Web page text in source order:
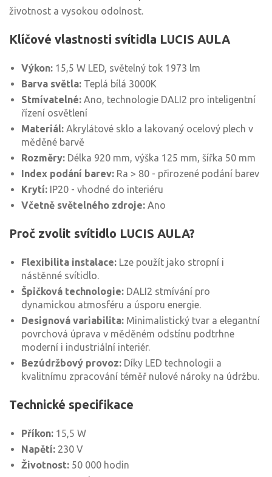
životnost a vysokou odolnost.
Klíčové vlastnosti svítidla LUCIS AULA
Výkon: 15,5 W LED, světelný tok 1973 lm
Barva světla: Teplá bílá 3000K
Stmívatelné: Ano, technologie DALI2 pro inteligentní
řízení osvětlení
Materiál: Akrylátové sklo a lakovaný ocelový plech v
měděné barvě
Rozměry: Délka 920 mm, výška 125 mm, šířka 50 mm
Index podání barev: Ra > 80 - přirozené podání barev
Krytí: IP20 - vhodné do interiéru
Včetně světelného zdroje: Ano
Proč zvolit svítidlo LUCIS AULA?
Flexibilita instalace: Lze použít jako stropní i
nástěnné svítidlo.
Špičková technologie: DALI2 stmívání pro
dynamickou atmosféru a úsporu energie.
Designová variabilita: Minimalistický tvar a elegantní
povrchová úprava v měděném odstínu podtrhne
moderní i industriální interiér.
Bezúdržbový provoz: Díky LED technologii a
kvalitnímu zpracování téměř nulové nároky na údržbu.
Technické specifikace
Příkon: 15,5 W
Napětí: 230 V
Životnost: 50 000 hodin